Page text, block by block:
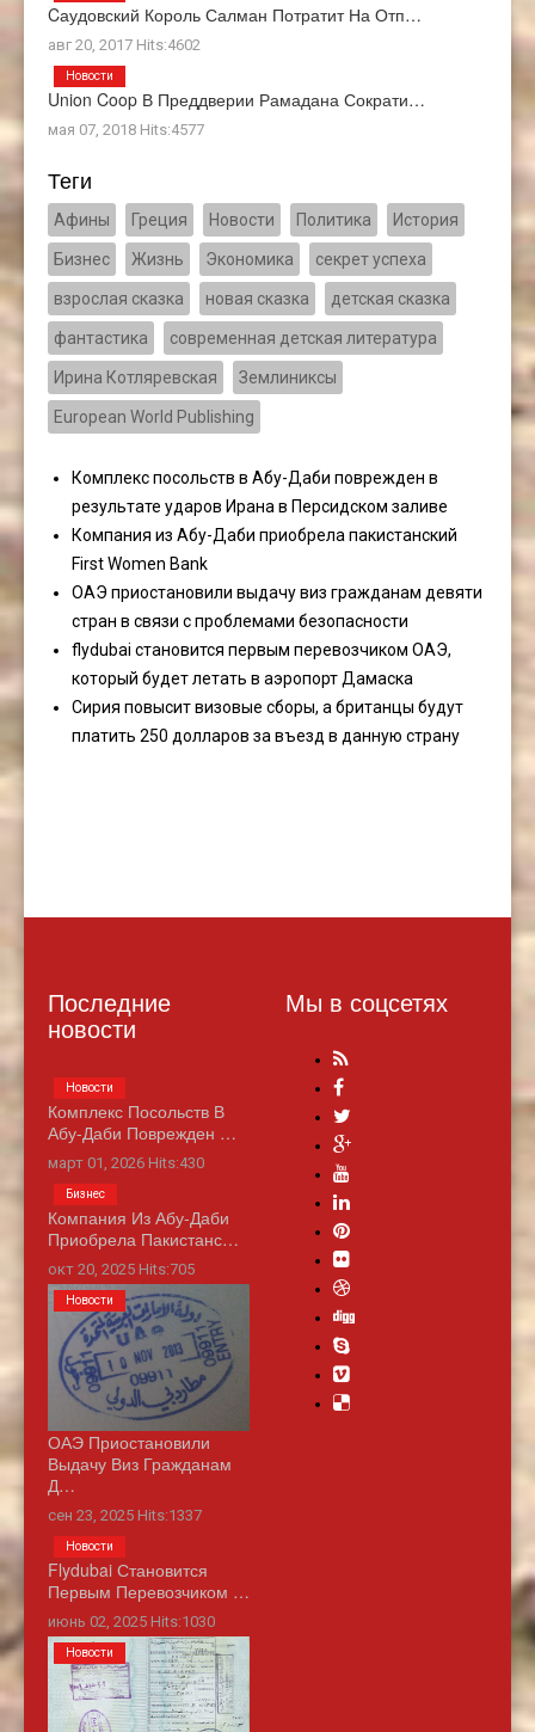
Cаудовский Король Салман Потратит На Отп…
авг 20, 2017 Hits:4602
Union Coop В Преддверии Рамадана Сократи…
мая 07, 2018 Hits:4577
Новости
Теги
Афины Греция Новости Политика История
Бизнес Жизнь Экономика секрет успеха
взрослая сказка новая сказка детская сказка
фантастика современная детская литература
Ирина Котляревская Землиниксы
European World Publishing
Комплекс посольств в Абу-Даби поврежден в
результате ударов Ирана в Персидском заливе
Компания из Абу-Даби приобрела пакистанский
First Women Bank
ОАЭ приостановили выдачу виз гражданам девяти
стран в связи с проблемами безопасности
flydubai становится первым перевозчиком ОАЭ,
который будет летать в аэропорт Дамаска
Сирия повысит визовые сборы, а британцы будут
платить 250 долларов за въезд в данную страну
Последние
новости
Комплекс Посольств В
Абу-Даби Поврежден …
март 01, 2026 Hits:430
Новости
Компания Из Абу-Даби
Приобрела Пакистанс…
окт 20, 2025 Hits:705
Бизнес
ОАЭ Приостановили
Выдачу Виз Гражданам
Д…
сен 23, 2025 Hits:1337
Новости
Flydubai Становится
Первым Перевозчиком …
июнь 02, 2025 Hits:1030
Новости
Новости
Мы в соцсетях